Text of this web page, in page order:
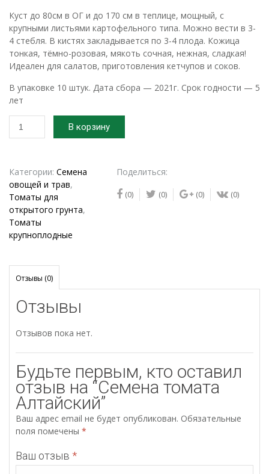
Куст до 80см в ОГ и до 170 см в теплице, мощный, с
крупными листьями картофельного типа. Можно вести в 3-
4 стебля. В кистях закладывается по 3-4 плода. Кожица
тонкая, тёмно-розовая, мякоть сочная, нежная, сладкая!
Идеален для салатов, приготовления кетчупов и соков.
В упаковке 10 штук. Дата сбора — 2021г. Срок годности — 5
лет
Количество
товара
Алтайский
В корзину
Категории: Семена
овощей и трав,
Томаты для
открытого грунта,
Томаты
крупноплодные
Поделиться:
(0) (0) (0) (0)
Отзывы (0)
Отзывы
Отзывов пока нет.
Будьте первым, кто оставил
отзыв на “Семена томата
Алтайский”
Ваш адрес email не будет опубликован. Обязательные
поля помечены *
Ваш отзыв *